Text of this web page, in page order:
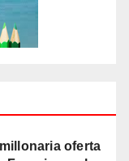
oferta